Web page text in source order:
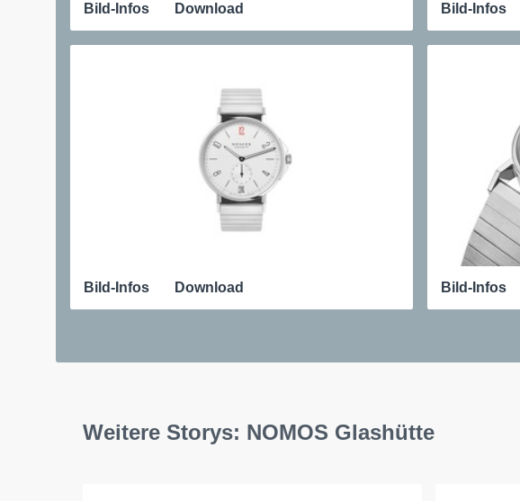
Bild-Infos Download
Bild-Infos Download
Bild-Infos
Bild-Infos
Weitere Storys: NOMOS Glashütte